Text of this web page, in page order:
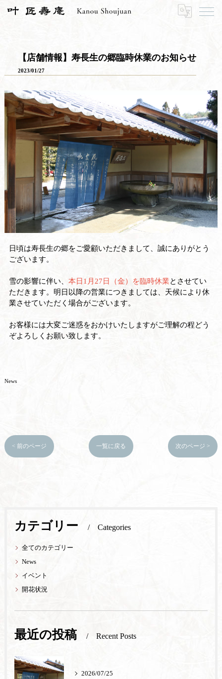
寿長生の郷 【店舗情報】寿長生の郷臨時休業のお知らせ
【店舗情報】寿長生の郷臨時休業のお知らせ
2023/01/27
日頃は寿長生の郷をご愛顧いただきまして、誠にありがとう
ございます。
雪の影響に伴い、 本日1月27日（金）を臨時休業とさせてい
ただきます。明日以降の営業につきましては、天候により休
業させていただく場合がございます。
お客様には大変ご迷惑をおかけいたしますがご理解の程どう
ぞよろしくお願い致します。
News
< 前のページ 一覧に戻る 次のページ >
カテゴリー Categories
全てのカテゴリー
News
イベント
開花状況
最近の投稿 Recent Posts
2026/07/25